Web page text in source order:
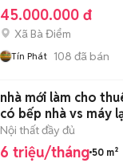
45.000.000 đ
Xã Bà Điểm
Tín Phát 108 đã bán
nhà mới làm cho
có bếp nhà vs máy
Nội thất đầy đủ
6 triệu/tháng 50 m²